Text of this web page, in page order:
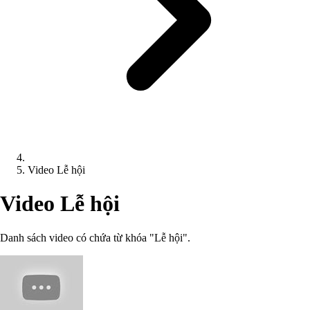
Video Lễ hội
Video Lễ hội
Danh sách video có chứa từ khóa "Lễ hội".